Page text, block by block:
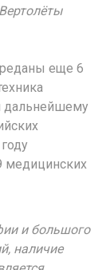
еще 6
дальнейшему
медицинских
и большого
наличие